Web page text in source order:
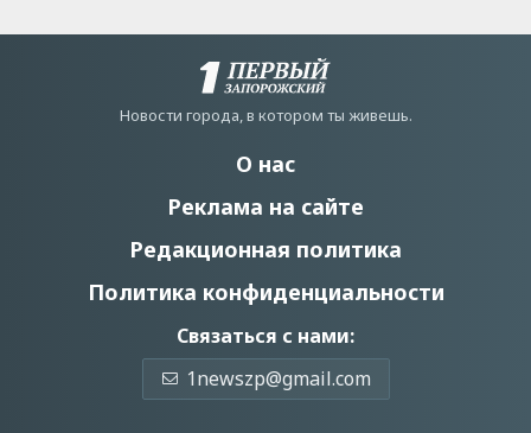
Новости города, в котором ты живешь.
О нас
Реклама на сайте
Редакционная политика
Политика конфиденциальности
Связаться с нами:
1newszp@gmail.com